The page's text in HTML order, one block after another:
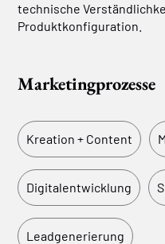
technische
Produktkonfiguration.
Marketingprozesse
Kreation + Content
Digitalentwicklung
Leadgenerierung